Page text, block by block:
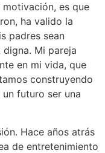
es que
ha valido la
padres sean
digna. Mi pareja
en mi vida, que
construyendo
futuro ser una
Hace años atrás
de entretenimiento